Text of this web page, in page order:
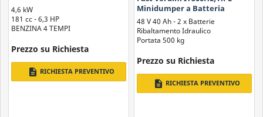
Portata 450 Kg
4,6 kW
181 cc - 6,3 HP
BENZINA 4 TEMPI
Prezzo su Richiesta
description RICHIESTA PREVENTIVO
Minidumper a Batteria
Con/Senza Pala
Autoricaricante
48 V 40 Ah - 2 x Batterie
Ribaltamento Idraulico
Portata 500 kg
Prezzo su Richiesta
description RICHIESTA PREVENTIVO